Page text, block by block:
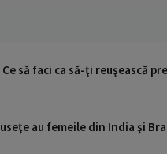
să faci ca să-ţi reuşească
au femeile din India şi